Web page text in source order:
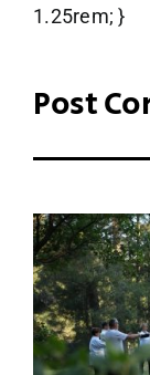
1.25rem; }
Post